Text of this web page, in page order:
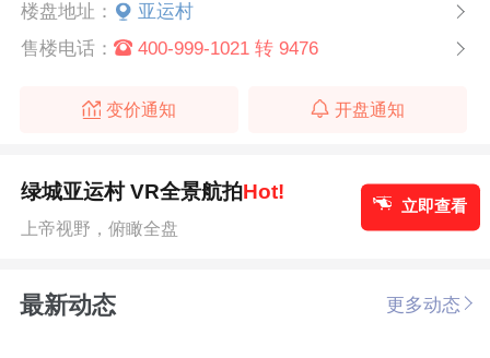
楼盘地址：
亚运村
售楼电话：
400-999-1021 转 9476
变价通知 开盘通知
绿城亚运村 VR全景航拍Hot!
上帝视野，俯瞰全盘
立即查看
最新动态 更多动态